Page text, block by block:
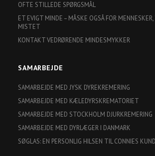
OFTE STILLEDE SPØRGSMÅL
ET EVIGT MINDE – MÅSKE OGSÅ FOR MENNESKER,
MISTET
KONTAKT VEDRØRENDE MINDESMYKKER
SAMARBEJDE
SAMARBEJDE MED JYSK DYREKREMERING
SAMARBEJDE MED KÆLEDYRSKREMATORIET
SAMARBEJDE MED STOCKHOLM DJURKREMERING
SAMARBEJDE MED DYRLÆGER I DANMARK
SØGLAS: EN PERSONLIG HILSEN TIL CONNIES